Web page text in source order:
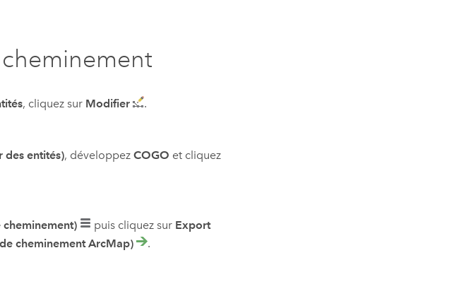
, cliquez sur Modifier .
des entités), développezCOGO et cliquez
puis cliquez sur Export
cheminement ArcMap)
.